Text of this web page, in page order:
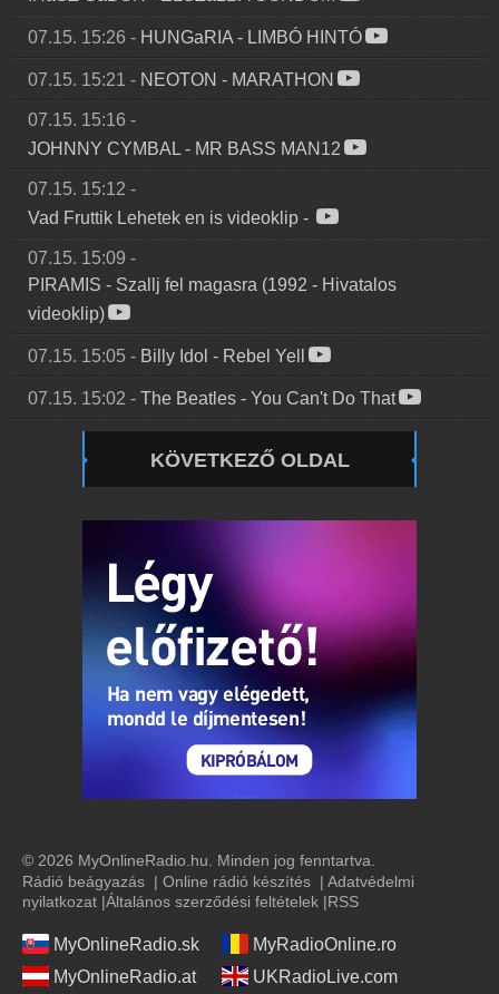
07.15. 15:26 - HUNGaRIA - LIMBÓ HINTÓ
07.15. 15:21 - NEOTON - MARATHON
07.15. 15:16 -
JOHNNY CYMBAL - MR BASS MAN12
07.15. 15:12 -
Vad Fruttik Lehetek en is videoklip -
07.15. 15:09 -
PIRAMIS - Szallj fel magasra (1992 - Hivatalos
videoklip)
07.15. 15:05 - Billy Idol - Rebel Yell
07.15. 15:02 - The Beatles - You Can't Do That
KÖVETKEZŐ OLDAL
© 2026 MyOnlineRadio.hu. Minden jog fenntartva.
Rádió beágyazás | Online rádió készítés | Adatvédelmi
nyilatkozat |Általános szerződési feltételek |RSS
MyOnlineRadio.sk
MyRadioOnline.ro
MyOnlineRadio.at
UKRadioLive.com